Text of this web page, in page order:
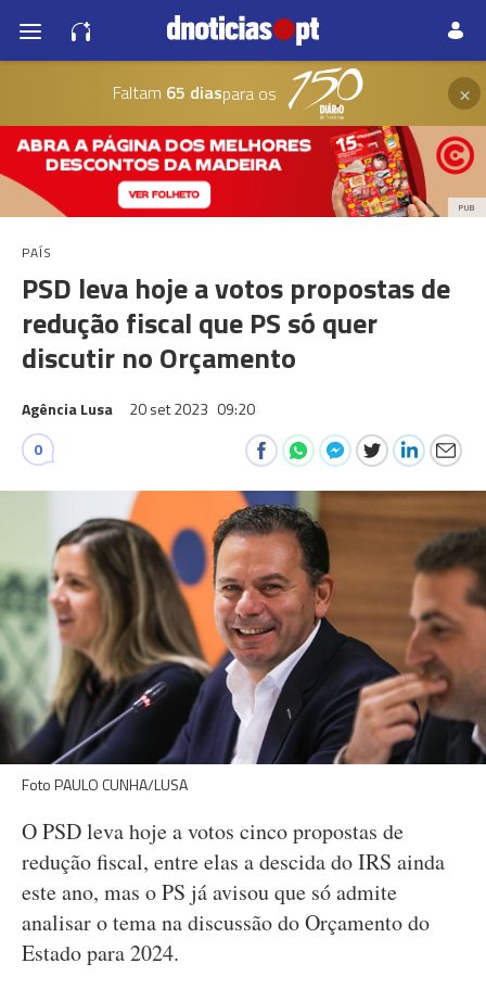
Faltam 65 diaspara os ×
PUB
PAÍS
PSD leva hoje a votos propostas de
redução fiscal que PS só quer
discutir no Orçamento
Agência Lusa 20 set 2023 09:20
0
Foto PAULO CUNHA/LUSA
O PSD leva hoje a votos cinco propostas de
redução fiscal, entre elas a descida do IRS ainda
este ano, mas o PS já avisou que só admite
analisar o tema na discussão do Orçamento do
Estado para 2024.